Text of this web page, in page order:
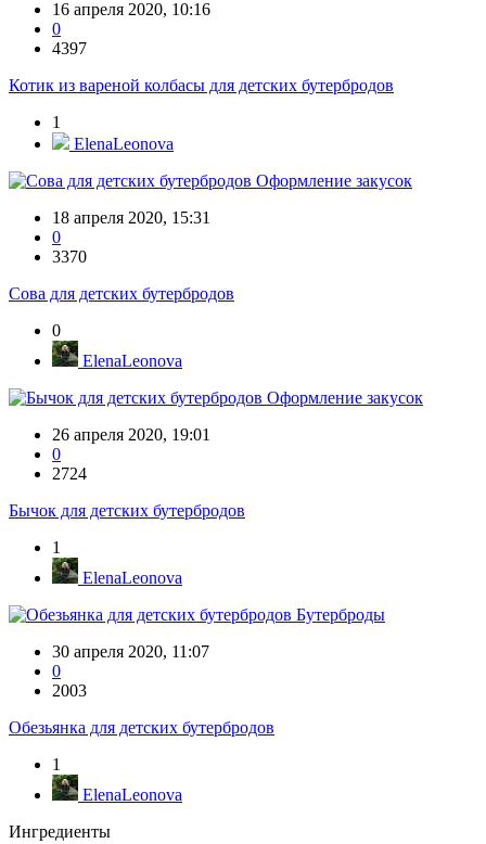
16 апреля 2020, 10:16
0
4397
Котик из вареной колбасы для детских бутербродов
1
ElenaLeonova
Оформление закусок
18 апреля 2020, 15:31
0
3370
Сова для детских бутербродов
0
ElenaLeonova
Оформление закусок
26 апреля 2020, 19:01
0
2724
Бычок для детских бутербродов
1
ElenaLeonova
Бутерброды
30 апреля 2020, 11:07
0
2003
Обезьянка для детских бутербродов
1
ElenaLeonova
Ингредиенты